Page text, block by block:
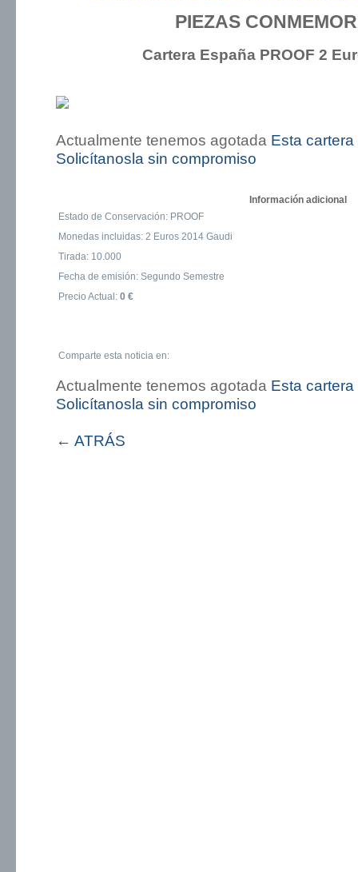
PIEZAS
Cartera España PROOF 2
Actualmente tenemos agotada Esta cartera
Solicítanosla sin compromiso
Información adicional
Estado de Conservación: PROOF
Monedas incluidas: 2 Euros 2014 Gaudi
Tirada: 10.000
Fecha de emisión: Segundo Semestre
Precio Actual: 0 €
Comparte esta noticia en:
Actualmente tenemos agotada Esta cartera
Solicítanosla sin compromiso
← ATRÁS